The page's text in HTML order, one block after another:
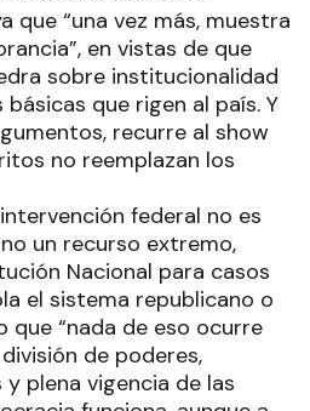
que “una vez más, muestra
en vistas de que
sobre institucionalidad
que rigen al país. Y
recurre al show
no reemplazan los
federal no es
un recurso extremo,
Nacional para casos
el sistema republicano o
que “nada de eso ocurre
de poderes,
plena vigencia de las